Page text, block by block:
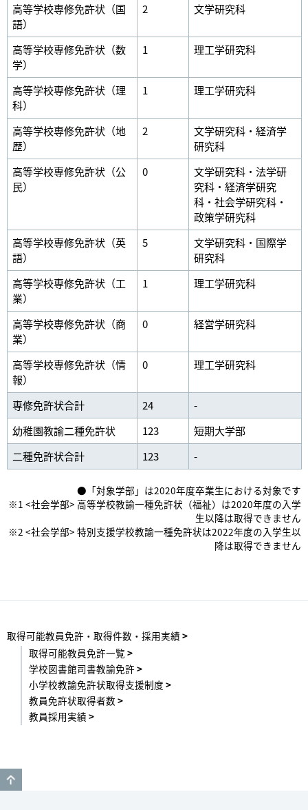
高等学校専修免許状（国
語）
2 文学研究科
高等学校専修免許状（数
学）
1 理工学研究科
高等学校専修免許状（理
科）
1 理工学研究科
高等学校専修免許状（地
歴）
2
文学研究科・経済学
研究科
高等学校専修免許状（公
民）
0
文学研究科・法学研
究科・経済学研究
科・社会学研究科・
政策学研究科
高等学校専修免許状（英
語）
5
文学研究科・国際学
研究科
高等学校専修免許状（工
業）
1 理工学研究科
高等学校専修免許状（商
業）
0 経営学研究科
高等学校専修免許状（情
報）
0 理工学研究科
専修免許状合計 24
-
幼稚園教諭二種免許状
123
短期大学部
二種免許状合計
123 -
●「対象学部」は2020年度卒業生における対象です
※1 <社会学部> 高等学校教諭一種免許状（福祉）は2020年度の入学
生以降は取得できません
※2 <社会学部> 特別支援学校教諭一種免許状は2022年度の入学生以
降は取得できません
取得可能教員免許・取得件数・採用実績
取得可能教員免許一覧
学校図書館司書教諭免許
小学校教諭免許状取得支援制度
教員免許状取得者数
教員採用実績